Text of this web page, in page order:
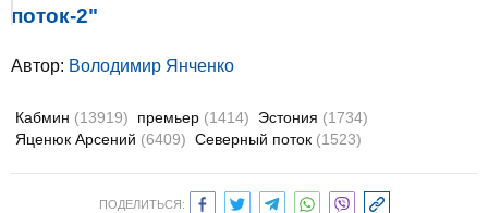
поток-2"
Автор: Володимир Янченко
Кабмин (13919) премьер (1414) Эстония (1734)
Яценюк Арсений (6409) Северный поток (1523)
ПОДЕЛИТЬСЯ: